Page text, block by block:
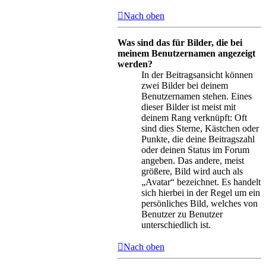
Nach oben
Was sind das für Bilder, die bei
meinem Benutzernamen angezeigt
werden?
In der Beitragsansicht können
zwei Bilder bei deinem
Benutzernamen stehen. Eines
dieser Bilder ist meist mit
deinem Rang verknüpft: Oft
sind dies Sterne, Kästchen oder
Punkte, die deine Beitragszahl
oder deinen Status im Forum
angeben. Das andere, meist
größere, Bild wird auch als
„Avatar“ bezeichnet. Es handelt
sich hierbei in der Regel um ein
persönliches Bild, welches von
Benutzer zu Benutzer
unterschiedlich ist.
Nach oben